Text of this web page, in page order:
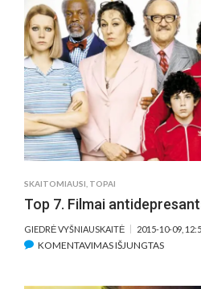
FILMAI
APIE
SKAITOMIAUSI TOPAI
Top 7. Filmai
GIEDRĖ VYŠNIAUSKAITĖ 2015-10-09,
KOMENTAVIMAS IŠJUNGTASĮRAŠE